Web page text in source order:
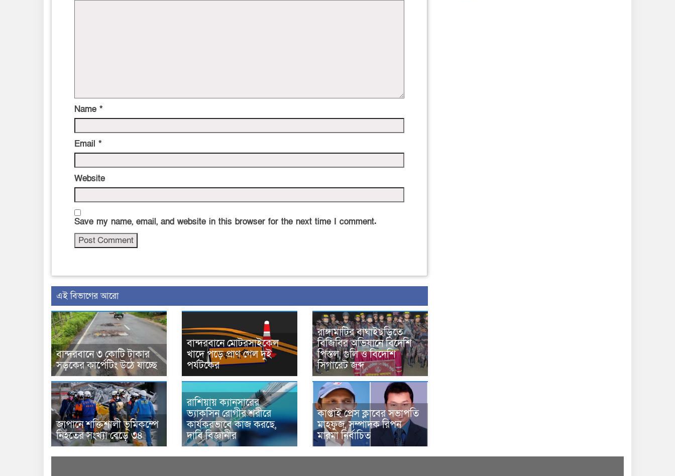
Name *
Email *
Website
Save my name, email, and website in this browser for the next time I comment.
এই বিভাগের আরো
বান্দরবানে ৩ কোটি টাকার
সড়কের কার্পেটিং উঠে যাচ্ছে
বান্দরবানে মোটরসাইকেল
খাদে পড়ে প্রাণ গেল দুই
পর্যটকের
রাঙ্গামাটির বাঘাইছড়িতে
বিজিবির অভিযানে বিদেশি
পিস্তল, গুলি ও বিদেশি
সিগারেট জব্দ
জাপানে শক্তিশালী ভূমিকম্পে
নিহতের সংখ্যা বেড়ে ৩৪
রাশিয়ায় ক্যানসারের
ভ্যাকসিন রোগীর শরীরে
কার্যকরভাবে কাজ করছে,
দাবি বিজ্ঞানীর
কাপ্তাই প্রেস ক্লাবের সভাপতি
মাহফুজ, সম্পাদক রিপন
মারমা নির্বাচিত